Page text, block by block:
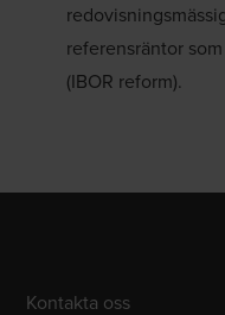
referensräntor
(IBOR reform).
Kontakta oss